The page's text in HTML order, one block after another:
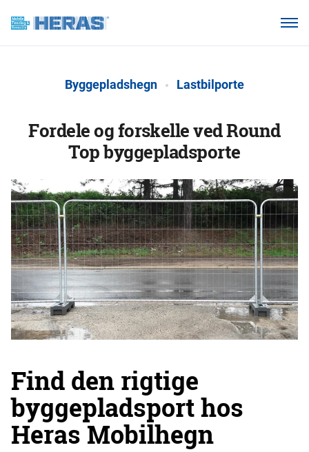
Produkter
Vidensbase
Om os
Ring 7011 1207
Byggepladshegn Lastbilporte
Fordele og forskelle ved Round
Top byggepladsporte
Find den rigtige
byggepladsport hos
Heras Mobilhegn